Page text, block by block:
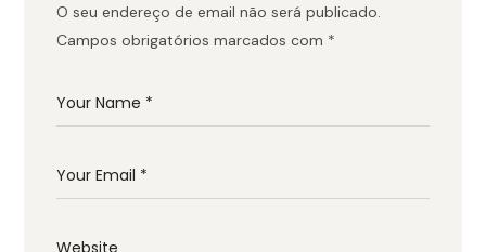
O seu endereço de email não será publicado.
Campos obrigatórios marcados com *